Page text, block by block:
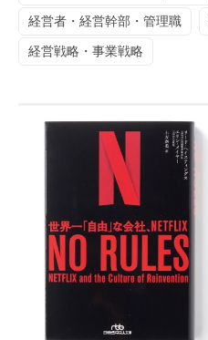
経営者・経営幹部・管理職
経営戦略・事業戦略